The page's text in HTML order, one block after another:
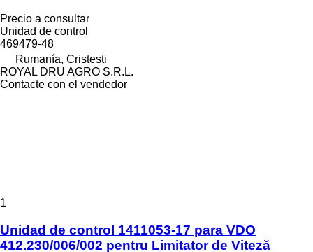
Precio a consultar
Unidad de control
469479-48
Rumanía, Cristesti
ROYAL DRU AGRO S.R.L.
Contacte con el vendedor
1
Unidad de control 1411053-17 para VDO
412.230/006/002 pentru Limitator de Viteză